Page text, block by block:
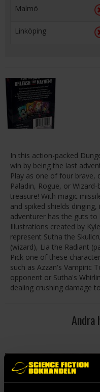
Malmö
Linköping
In this action-packed
win by being the last
Play as one of four brave,
Paladin, Rogue, or
treasure! With magic
and spiked shields
adventurer has the guts
Illustrations created by
represent Sutha the
(wizard), Lia the Radiant
Pick one of these
such as Azzan's Vampiric
opponent or Sutha's
dealing crushing damage
Andra